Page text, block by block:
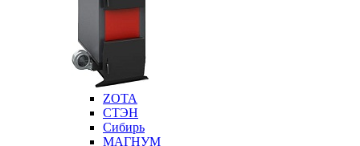
ZOTA
СТЭН
Сибирь
МАГНУМ